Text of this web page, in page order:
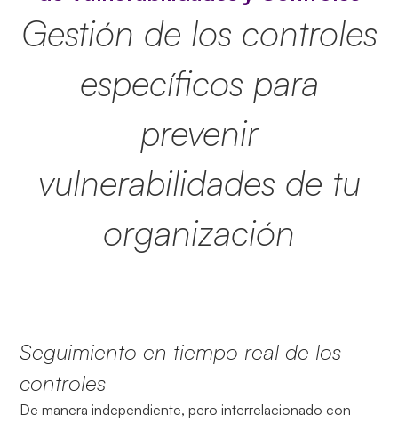
Gestión de los controles
específicos para
prevenir
vulnerabilidades de tu
organización
Seguimiento en tiempo real de los
controles
De manera independiente, pero interrelacionado con